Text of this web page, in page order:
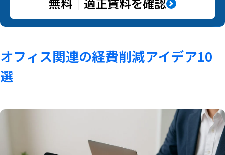
無料｜適正賃料を確認
オフィス関連の経費削減アイデア10
選